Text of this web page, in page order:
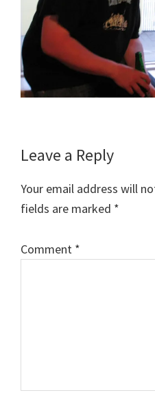
Reader
Leave a Reply
Your email address will
fields are marked *
Comment *